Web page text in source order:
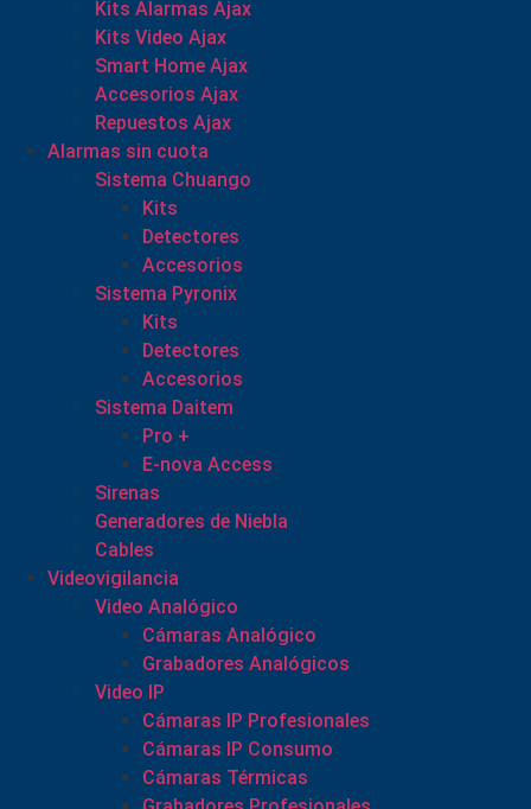
Kits Alarmas Ajax
Kits Video Ajax
Smart Home Ajax
Accesorios Ajax
Repuestos Ajax
Alarmas sin cuota
Sistema Chuango
Kits
Detectores
Accesorios
Sistema Pyronix
Kits
Detectores
Accesorios
Sistema Daitem
Pro +
E-nova Access
Sirenas
Generadores de Niebla
Cables
Videovigilancia
Video Analógico
Cámaras Analógico
Grabadores Analógicos
Video IP
Cámaras IP Profesionales
Cámaras IP Consumo
Cámaras Térmicas